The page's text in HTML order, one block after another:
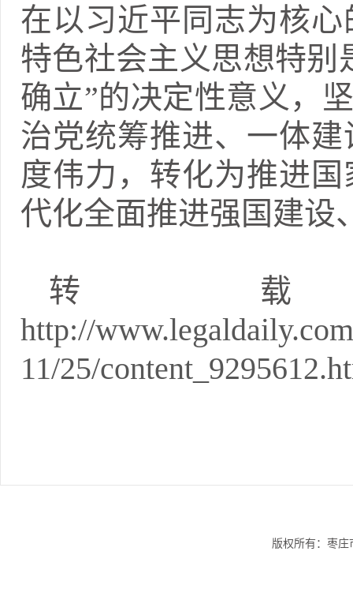
在以习近平同志为核
特色社会主义思想特别
确立”的决定性意义，
治党统筹推进、一体
度伟力，转化为推进
代化全面推进强国建设
转
http://
11/25/
版权所有：枣